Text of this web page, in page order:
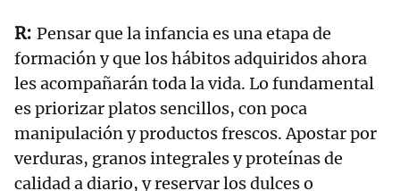
Pensar que la infancia es una etapa de
formación y que los hábitos adquiridos ahora
les acompañarán toda la vida. Lo fundamental
es priorizar platos sencillos, con poca
manipulación y productos frescos. Apostar por
verduras, granos integrales y proteínas de
calidad a diario, y reservar los dulces o